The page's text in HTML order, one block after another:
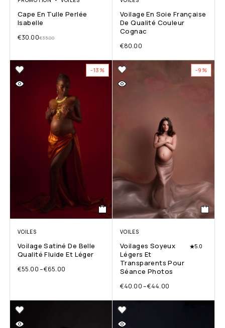
Cape En Tulle Perlée
Isabelle
€35.00
€30.00
Voilage En Soie Française
De Qualité Couleur
Cognac
€80.00
-13%
VOILES
Voilage Satiné De Belle
Qualité Fluide Et Léger
€55.00–€65.00
-9%
VOILES
Voilages Soyeux
Légers Et
Transparents Pour
Séance Photos
5.0
€40.00–€44.00